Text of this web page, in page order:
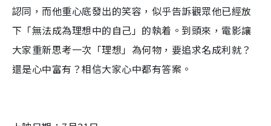
認同，而他重心底發出的笑容，似乎告訴觀眾他已經放
下「無法成為理想中的自己」的執着。到頭來，電影讓
大家重新思考一次「理想」為何物，要追求名成利就？
還是心中富有？相信大家心中都有答案。